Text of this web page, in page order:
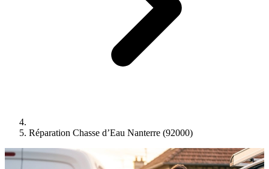
Réparation Chasse d’Eau Nanterre (92000)